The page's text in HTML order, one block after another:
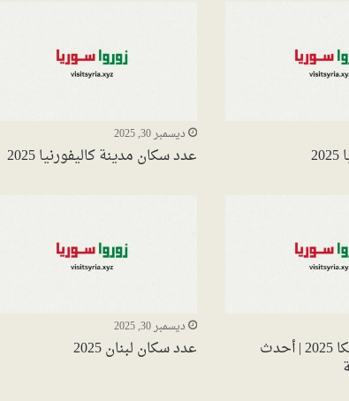
ديسمبر 30, 2025
عدد سكان مدينة كاليفورنيا 2025
عدد سكان أمريكا 2025 | أحدث
ديسمبر 30, 2025
عدد سكان لبنان 2025